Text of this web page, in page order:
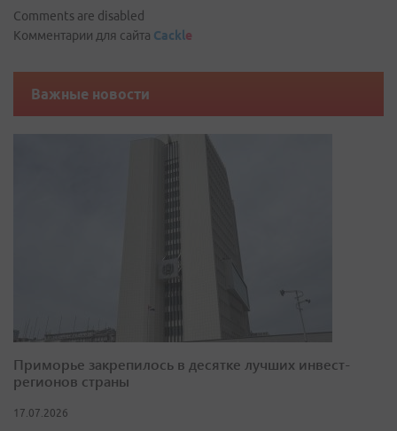
Comments are disabled
Комментарии для сайта Cackle
Важные новости
Приморье закрепилось в десятке лучших инвест-
регионов страны
17.07.2026